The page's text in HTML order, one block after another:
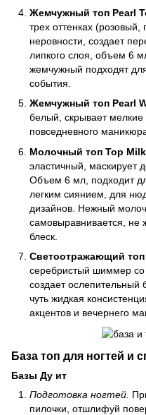
Жемчужный топ Pearl
трех оттенках
неровности, создает
липкого слоя, объем 6
жемчужный подходят
события.
Жемчужный топ Pearl
белый, скрывает
повседневного
Молочный топ Top
эластичный, маскирует
Объем 6 мл, подходит
легким сиянием, для
дизайнов. Нежный
самовыравнивается, не
блеск.
Светоотражающий топ
серебристый шиммер
создает ослепительный
чуть жидкая
акцентов и вечернего
База топ для ногтей и
Базы Ду ит
Подготовка ногтей.
пилочки, отшлифуй